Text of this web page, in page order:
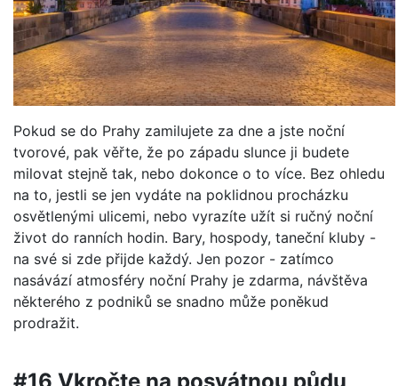
Pokud se do Prahy zamilujete za dne a jste noční
tvorové, pak věřte, že po západu slunce ji budete
milovat stejně tak, nebo dokonce o to více. Bez ohledu
na to, jestli se jen vydáte na poklidnou procházku
osvětlenými ulicemi, nebo vyrazíte užít si ručný noční
život do ranních hodin. Bary, hospody, taneční kluby -
na své si zde přijde každý. Jen pozor - zatímco
nasávází atmosféry noční Prahy je zdarma, návštěva
některého z podniků se snadno může poněkud
prodražit.